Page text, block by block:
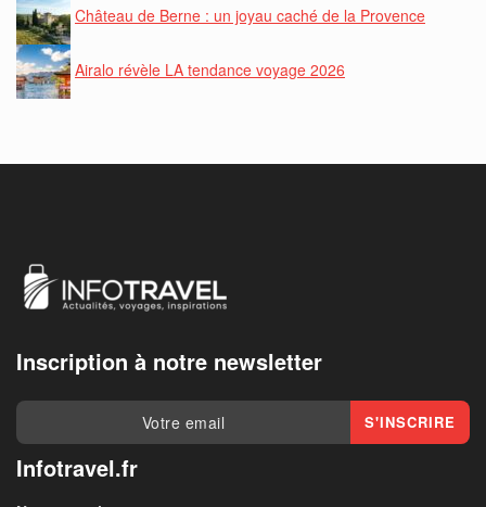
Château de Berne : un joyau caché de la Provence
Airalo révèle LA tendance voyage 2026
Inscription à notre newsletter
Infotravel.fr